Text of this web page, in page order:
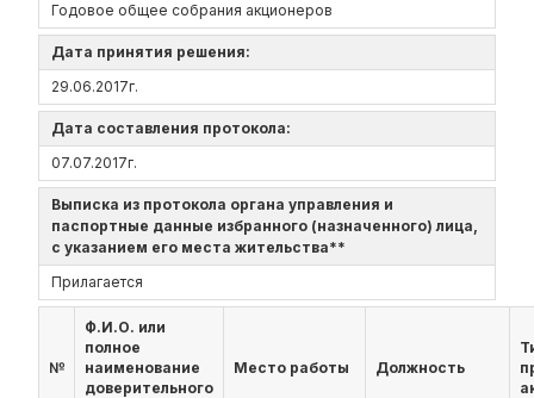
Годовое общее собрания акционеров
Дата принятия решения:
29.06.2017г.
Дата составления протокола:
07.07.2017г.
Выписка из протокола органа управления и
паспортные данные избранного (назначенного) лица,
с указанием его места жительства**
Прилагается
№
Ф.И.О. или
полное
наименование
доверительного
Место работы Должность